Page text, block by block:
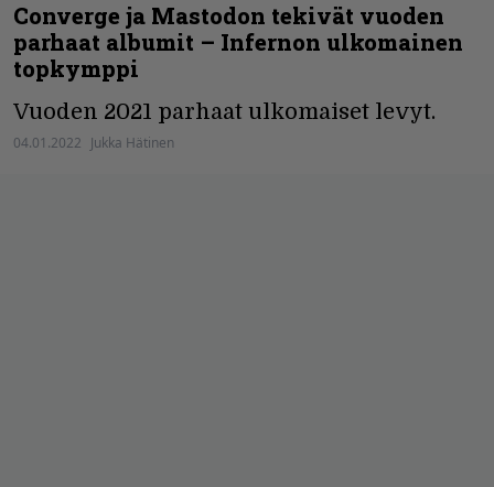
Converge ja Mastodon tekivät vuoden
parhaat albumit – Infernon ulkomainen
topkymppi
Vuoden 2021 parhaat ulkomaiset levyt.
04.01.2022 Jukka Hätinen